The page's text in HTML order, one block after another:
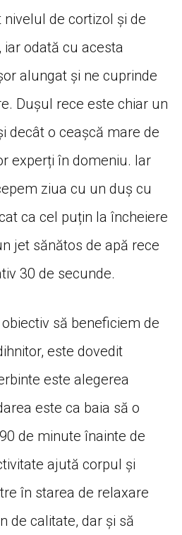
de cortizol și de
odată cu acesta
alungat și ne cuprinde
Dușul rece este chiar un
decât o ceașcă mare de
experți în domeniu. Iar
ziua cu un duș cu
ca cel puțin la încheiere
jet sănătos de apă rece
30 de secunde.
să beneficiem de
este dovedit
este alegerea
este ca baia să o
de minute înainte de
ajută corpul și
în starea de relaxare
de calitate, dar și să